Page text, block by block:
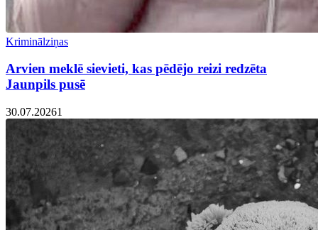
Kriminālziņas
Arvien meklē sievieti, kas pēdējo reizi redzēta
Jaunpils pusē
30.07.20261